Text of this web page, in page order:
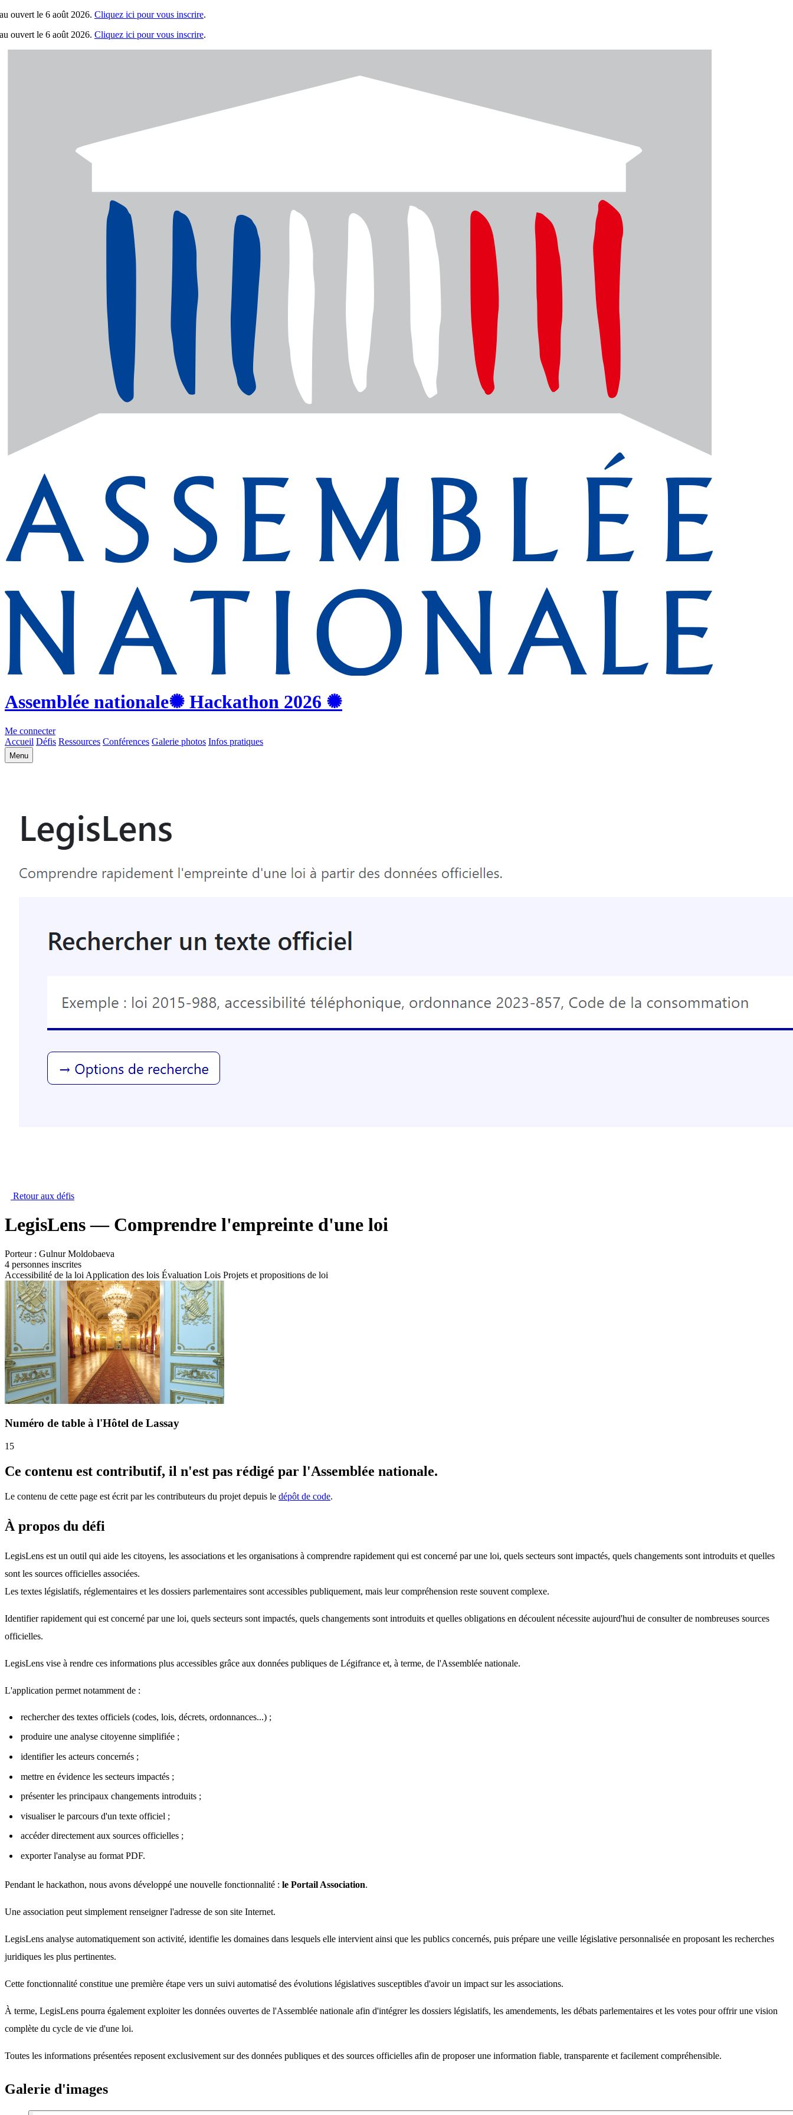
le 6 août 2026.Cliquez ici pour vous inscrire.
le 6 août 2026.Cliquez ici pour vous inscrire.
Assemblée nationale✺ Hackathon 2026 ✺
Me connecter
Accueil Défis Ressources Conférences Galerie photos Infos pratiques
Menu
Retour aux défis
LegisLens — Comprendre l'empreinte d'une loi
Porteur : Gulnur Moldobaeva
4 personnes inscrites
Accessibilité de la loi Application des lois Évaluation Lois Projets et propositions de loi
Numéro de table à l'Hôtel de Lassay
15
Ce contenu est contributif, il n'est pas rédigé par l'Assemblée nationale.
Le contenu de cette page est écrit par les contributeurs du projet depuis le dépôt de code.
À propos du défi
LegisLens est un outil qui aide les citoyens, les associations et les organisations à comprendre rapidement qui est concerné par une loi, quels secteurs sont impactés, quels changements sont introduits et quelles
sont les sources officielles associées.
Les textes législatifs, réglementaires et les dossiers parlementaires sont accessibles publiquement, mais leur compréhension reste souvent complexe.
Identifier rapidement qui est concerné par une loi, quels secteurs sont impactés, quels changements sont introduits et quelles obligations en découlent nécessite aujourd'hui de consulter de nombreuses sources
officielles.
LegisLens vise à rendre ces informations plus accessibles grâce aux données publiques de Légifrance et, à terme, de l'Assemblée nationale.
L'application permet notamment de :
rechercher des textes officiels (codes, lois, décrets, ordonnances...) ;
produire une analyse citoyenne simplifiée ;
identifier les acteurs concernés ;
mettre en évidence les secteurs impactés ;
présenter les principaux changements introduits ;
visualiser le parcours d'un texte officiel ;
accéder directement aux sources officielles ;
exporter l'analyse au format PDF.
Pendant le hackathon, nous avons développé une nouvelle fonctionnalité : le Portail Association.
Une association peut simplement renseigner l'adresse de son site Internet.
LegisLens analyse automatiquement son activité, identifie les domaines dans lesquels elle intervient ainsi que les publics concernés, puis prépare une veille législative personnalisée en proposant les recherches
juridiques les plus pertinentes.
Cette fonctionnalité constitue une première étape vers un suivi automatisé des évolutions législatives susceptibles d'avoir un impact sur les associations.
À terme, LegisLens pourra également exploiter les données ouvertes de l'Assemblée nationale afin d'intégrer les dossiers législatifs, les amendements, les débats parlementaires et les votes pour offrir une vision
complète du cycle de vie d'une loi.
Toutes les informations présentées reposent exclusivement sur des données publiques et des sources officielles afin de proposer une information fiable, transparente et facilement compréhensible.
Galerie d'images